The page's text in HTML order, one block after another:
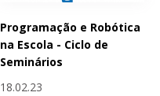
Programação e Robótica
na Escola - Ciclo de
Seminários
18.02.23